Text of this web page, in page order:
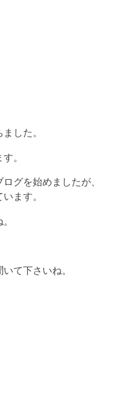
した。
。
グを始めましたが、
ます。
て下さいね。